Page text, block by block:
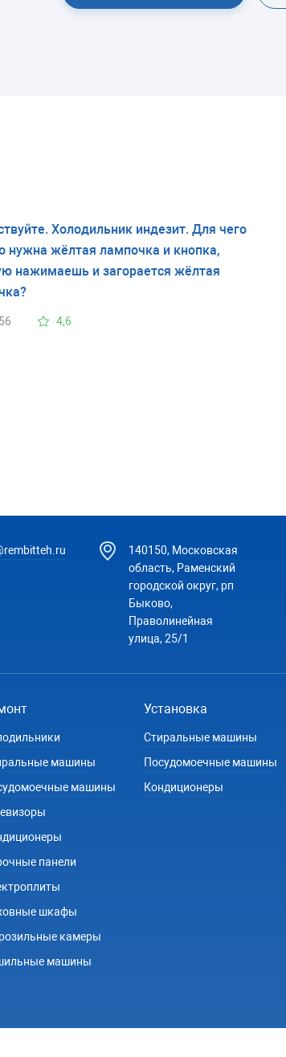
Холодильник индезит. Для чего
нужна жёлтая лампочка и кнопка,
нажимаешь и загорается жёлтая
4,6
140150, Московская
область, Раменский
городской округ, рп
Быково,
Праволинейная
улица, 25/1
машины
машины
панели
шкафы
камеры
машины
Установка
Стиральные машины
Посудомоечные машины
Кондиционеры